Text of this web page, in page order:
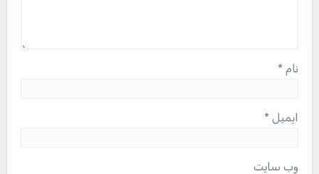
نام *
ایمیل *
وب‌ سایت